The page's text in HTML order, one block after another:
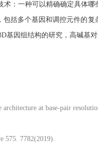
：一种可以精确确定具体
括多个基因和调控元件的
因组结构的研究，高碱基
at base-pair
575. 7782(2019).